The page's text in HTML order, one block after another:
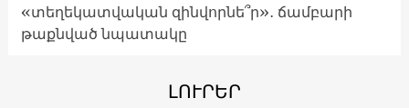
«տեղեկատվական զինվորնե՞ր»․ ճամբարի
թաքնված նպատակը
ԼՈՒՐԵՐ